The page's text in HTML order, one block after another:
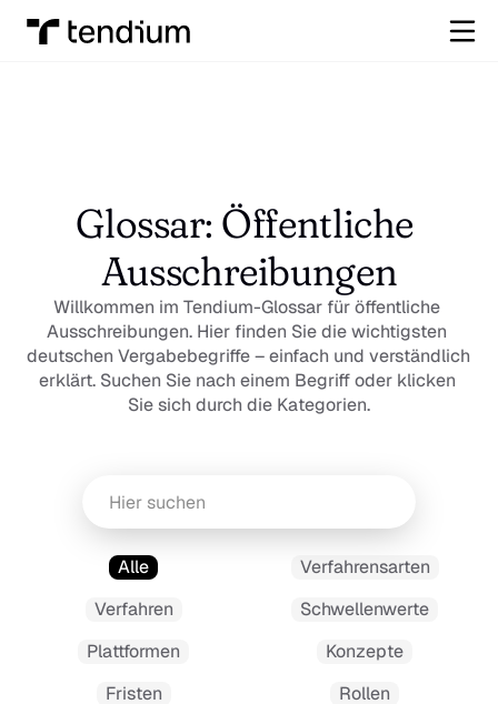
Glossar: Öffentliche
Ausschreibungen
Willkommen im Tendium-Glossar für öffentliche
Ausschreibungen. Hier finden Sie die wichtigsten
deutschen Vergabebegriffe – einfach und verständlich
erklärt. Suchen Sie nach einem Begriff oder klicken
Sie sich durch die Kategorien.
Alle
Verfahrensarten
Verfahren
Schwellenwerte
Plattformen
Konzepte
Fristen
Rollen